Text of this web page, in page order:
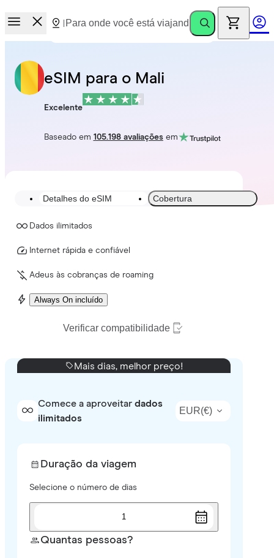
eSIM para o Mali
Excelente
Baseado em 105.198 avaliaçõesem
Detalhes do eSIM Cobertura
Dados ilimitados
Internet rápida e confiável
Adeus às cobranças de roaming
Always On incluído
Verificar compatibilidade
Mais dias, melhor preço!
Comece a aproveitar dados
ilimitados
EUR(€)
Duração da viagem
Selecione o número de dias
1
Quantas pessoas?